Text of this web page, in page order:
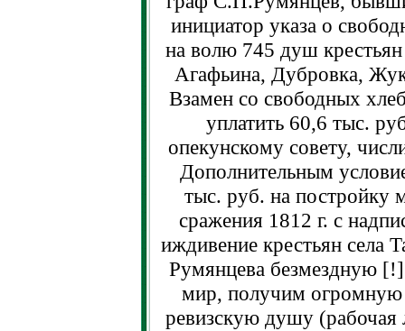
инициатор указа о
на волю 745 душ
Агафьина, Дубровка,
Взамен со свободных
уплатить 60,6 тыс.
опекунскому совету,
Дополнительным
тыс. руб. на постройку
сражения 1812 г. с
иждивение крестьян села
Румянцева безмездную [!]
мир, получим
ревизскую душу (рабочая